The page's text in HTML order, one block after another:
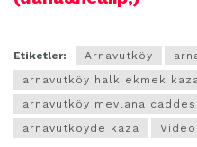
Etiketler: Arnavutköy
arnavutköy halk ekmek
arnavutköy mevlana caddesi
arnavutköyde kaza